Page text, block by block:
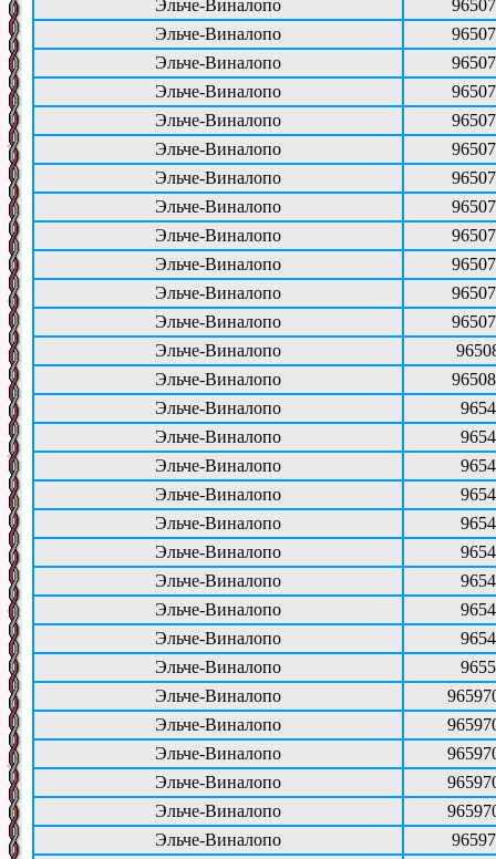
Эльче-Виналопо
Эльче-Виналопо
Эльче-Виналопо
Эльче-Виналопо
Эльче-Виналопо
Эльче-Виналопо
Эльче-Виналопо
Эльче-Виналопо
Эльче-Виналопо
Эльче-Виналопо
Эльче-Виналопо
Эльче-Виналопо
Эльче-Виналопо
Эльче-Виналопо
Эльче-Виналопо
Эльче-Виналопо
Эльче-Виналопо
Эльче-Виналопо
Эльче-Виналопо
Эльче-Виналопо
Эльче-Виналопо
Эльче-Виналопо
Эльче-Виналопо
Эльче-Виналопо
Эльче-Виналопо
Эльче-Виналопо
Эльче-Виналопо
Эльче-Виналопо
Эльче-Виналопо
Эльче-Виналопо